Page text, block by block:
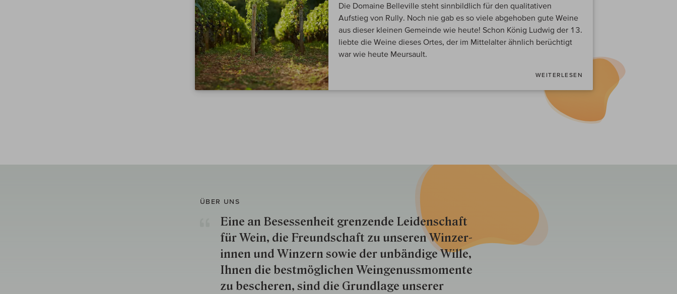
Die Domaine Belleville steht sinnbildlich für den qualitativen
Aufstieg von Rully. Noch nie gab es so viele abgehoben gute Weine
aus dieser kleinen Gemeinde wie heute! Schon König Ludwig der 13.
liebte die Weine dieses Ortes, der im Mittelalter ähnlich berüchtigt
war wie heute Meursault.
WEITERLESEN
ÜBER UNS
Eine an Besessenheit gren­zende Lei­den­schaft
für Wein, die Freund­schaft zu unseren Win­zer­
innen und Win­zern so­wie der un­bän­dige Wille,
Ihnen die best­mög­lich­en Wein­genuss­momente
zu besche­ren, sind die Grund­lage unserer